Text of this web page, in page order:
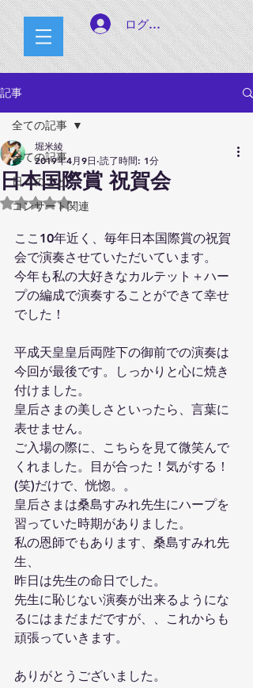
ログイン
記事
全ての記事
日々のこと
コンサート関連
全ての記事
日本国際賞 祝賀会
堀米綾
2019年4月9日 読了時間: 1分
5つ星のうちNaNと評価されています。
ここ10年近く、毎年日本国際賞の祝賀
会で演奏させていただいています。
今年も私の大好きなカルテット＋ハー
プの編成で演奏することができて幸せ
でした！
平成天皇皇后両陛下の御前での演奏は
今回が最後です。しっかりと心に焼き
付けました。
皇后さまの美しさといったら、言葉に
表せません。
ご入場の際に、こちらを見て微笑んで
くれました。目が合った！気がする！
(笑)だけで、恍惚。。
皇后さまは桑島すみれ先生にハープを
習っていた時期がありました。
私の恩師でもあります、桑島すみれ先
生、
昨日は先生の命日でした。
先生に恥じない演奏が出来るようにな
るにはまだまだですが、、これからも
頑張っていきます。
ありがとうございました。